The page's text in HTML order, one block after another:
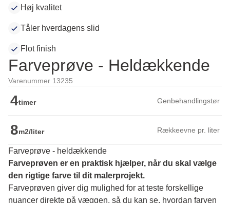
Høj kvalitet
Tåler hverdagens slid
Flot finish
Farveprøve - Heldækkende
Varenummer 13235
4timer Genbehandlingstør
8m2/liter Rækkeevne pr. liter
Farveprøve - heldækkende
Farveprøven er en praktisk hjælper, når du skal vælge
den rigtige farve til dit malerprojekt.
Farveprøven giver dig mulighed for at teste forskellige
nuancer direkte på væggen, så du kan se, hvordan farven